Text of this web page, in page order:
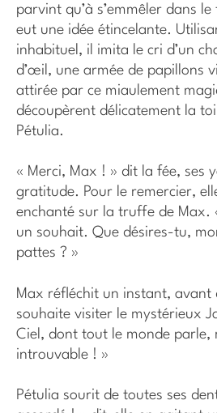
parvint qu’à s’emmêler dans
eut une idée étincelante.
inhabituel, il imita le cri d’un
d’œil, une armée de papillons
attirée par ce miaulement
découpèrent délicatement la
Pétulia.
« Merci, Max ! » dit la fée, ses
gratitude. Pour le remercier,
enchanté sur la truffe de Max.
un souhait. Que désires-tu,
pattes ? »
Max réfléchit un instant, avant
souhaite visiter le mystérieux
Ciel, dont tout le monde parle,
introuvable ! »
Pétulia sourit de toutes ses